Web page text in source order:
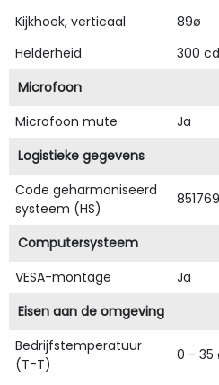
Kijkhoek, verticaal
89ø
Helderheid
300
Microfoon
Microfoon mute
Ja
Logistieke gegevens
Code geharmoniseerd
systeem (HS)
Computersysteem
VESA-montage
Ja
Eisen aan de omgeving
Bedrijfstemperatuur
(T-T)
0 - 35